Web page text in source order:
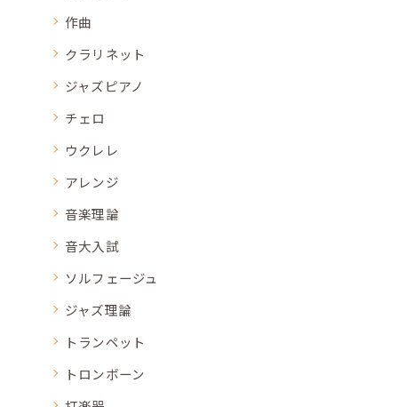
作曲
クラリネット
ジャズピアノ
チェロ
ウクレレ
アレンジ
音楽理論
音大入試
ソルフェージュ
ジャズ理論
トランペット
トロンボーン